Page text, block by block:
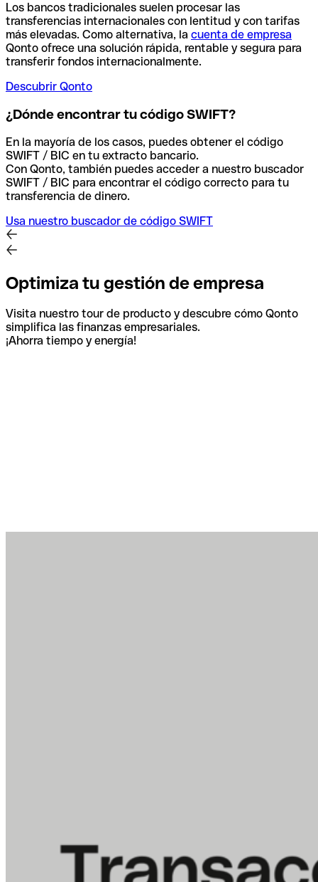
Los bancos tradicionales suelen procesar las
transferencias internacionales con lentitud y con tarifas
más elevadas. Como alternativa, la cuenta de empresa
Qonto ofrece una solución rápida, rentable y segura para
transferir fondos internacionalmente.
Descubrir Qonto
¿Dónde encontrar tu código SWIFT?
En la mayoría de los casos, puedes obtener el código
SWIFT / BIC en tu extracto bancario.
Con Qonto, también puedes acceder a nuestro buscador
SWIFT / BIC para encontrar el código correcto para tu
transferencia de dinero.
Usa nuestro buscador de código SWIFT
Optimiza tu gestión de empresa
Visita nuestro tour de producto y descubre cómo Qonto
simplifica las finanzas empresariales.
¡Ahorra tiempo y energía!